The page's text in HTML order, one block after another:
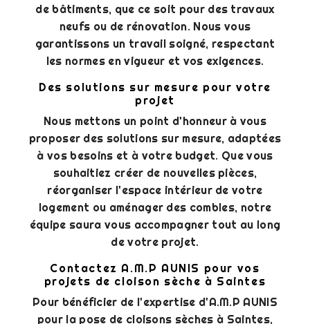
de bâtiments, que ce soit pour des travaux
neufs ou de rénovation. Nous vous
garantissons un travail soigné, respectant
les normes en vigueur et vos exigences.
Des solutions sur mesure pour votre
projet
Nous mettons un point d'honneur à vous
proposer des solutions sur mesure, adaptées
à vos besoins et à votre budget. Que vous
souhaitiez créer de nouvelles pièces,
réorganiser l'espace intérieur de votre
logement ou aménager des combles, notre
équipe saura vous accompagner tout au long
de votre projet.
Contactez A.M.P AUNIS pour vos
projets de cloison sèche à Saintes
Pour bénéficier de l'expertise d'A.M.P AUNIS
pour la pose de cloisons sèches à Saintes,